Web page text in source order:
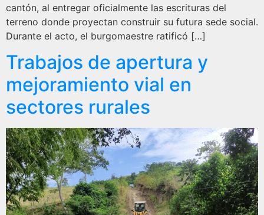
cantón, al entregar oficialmente las escrituras del
terreno donde proyectan construir su futura sede social.
Durante el acto, el burgomaestre ratificó […]
Trabajos de apertura y
mejoramiento vial en
sectores rurales